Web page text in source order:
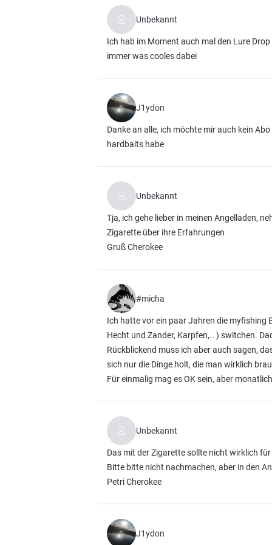
Unbekannt
Ich hab im Moment auch mal den Lure
immer was cooles dabei
J1ydon
Danke an alle, ich möchte mir auch kein
hardbaits habe
Unbekannt
Tja, ich gehe lieber in meinen Angelladen,
Zigarette über ihre Erfahrungen
Gruß Cherokee
#micha
Ich hatte vor ein paar Jahren die myfishing
Hecht und Zander, Karpfen,.. ) switchen.
Rückblickend muss ich aber auch sagen,
sich nur die Dinge holt, die man wirklich
Für einmalig mag es OK sein, aber
Unbekannt
Das mit der Zigarette sollte nicht wirklich
Bitte bitte nicht nachmachen, aber in den
Petri Cherokee
J1ydon